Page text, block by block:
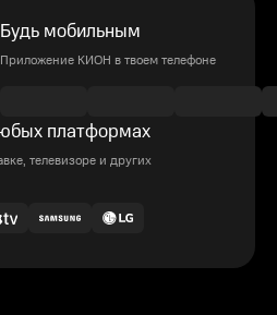
Будь мобильным
Приложение КИОН в твоем телефоне
платформах
телевизоре и других